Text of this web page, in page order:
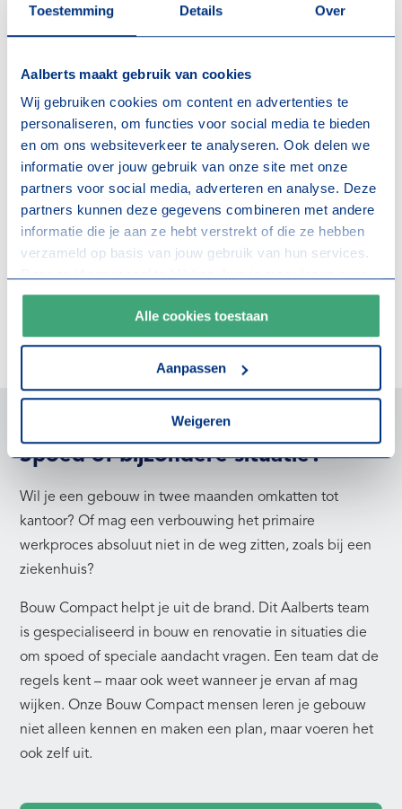
Toestemming Details Over
Aalberts maakt gebruik van cookies
Wij gebruiken cookies om content en advertenties te
personaliseren, om functies voor social media te bieden
en om ons websiteverkeer te analyseren. Ook delen we
informatie over jouw gebruik van onze site met onze
partners voor social media, adverteren en analyse. Deze
partners kunnen deze gegevens combineren met andere
informatie die je aan ze hebt verstrekt of die ze hebben
verzameld op basis van jouw gebruik van hun services.
onze cookies en je voorkeuren aanpassen. Door op ‘Alle
cookies toestaan’ te klikken, ga je akkoord met het
gebruik van alle cookies zoals omschreven in onze
Alle cookies toestaan
Aanpassen
Weigeren
Wil je volledig ontzorgd worden? Dan brengen wij graag
kunnen maken.
Aan de slag
Bij een renovatie of transformatie in panden die actief
worden bewoond of gebruikt, stellen we gebruikers
centraal. Met organisatie en communicatie zorgen we
voor een fijne bouwfase, waarin jij achterover kunt
leunen. Een fase waarin onze werkplek er netjes uitziet,
onze mensen gemakkelijk aanspreekt bij opmerkingen
Spoed of bijzondere situatie?
Wil je een gebouw in twee maanden omkatten tot
kantoor? Of mag een verbouwing het primaire
werkproces absoluut niet in de weg zitten, zoals bij een
ziekenhuis?
Bouw Compact helpt je uit de brand. Dit Aalberts team
is gespecialiseerd in bouw en renovatie in situaties die
om spoed of speciale aandacht vragen. Een team dat de
regels kent – maar ook weet wanneer je ervan af mag
wijken. Onze Bouw Compact mensen leren je gebouw
niet alleen kennen en maken een plan, maar voeren het
ook zelf uit.